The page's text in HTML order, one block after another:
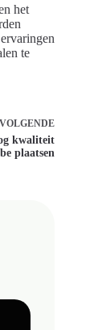
het
te
VOLGENDE
kwaliteit
plaatsen